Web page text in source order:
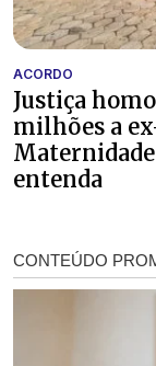
ACORDO
Justiça
milhões a
entenda